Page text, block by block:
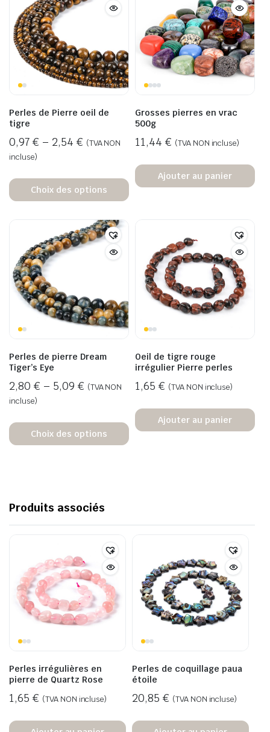
Perles de Pierre oeil de
tigre
0,97 € – 2,54 € (TVA NON
incluse)
Choix des options
Grosses pierres en vrac
500g
11,44 € (TVA NON incluse)
Ajouter au panier
Perles de pierre Dream
Tiger’s Eye
2,80 € – 5,09 € (TVA NON
incluse)
Choix des options
Oeil de tigre rouge
irrégulier Pierre perles
1,65 € (TVA NON incluse)
Ajouter au panier
Produits associés
Perles irrégulières en
pierre de Quartz Rose
1,65 € (TVA NON incluse)
Perles de coquillage paua
étoile
20,85 € (TVA NON incluse)